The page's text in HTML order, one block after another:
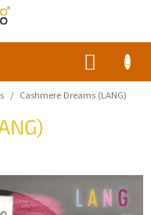
/ Cashmere Dreams (LANG)